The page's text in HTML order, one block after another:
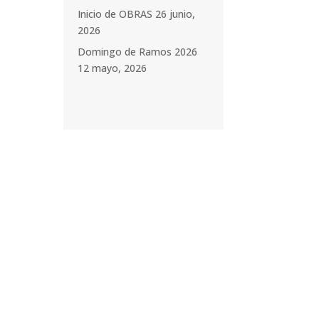
Inicio de OBRAS 26 junio,
2026
Domingo de Ramos 2026
12 mayo, 2026